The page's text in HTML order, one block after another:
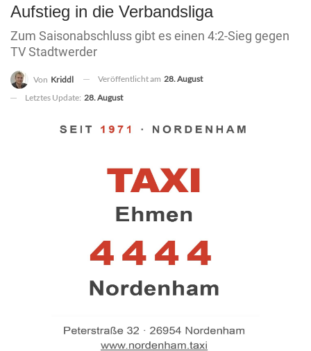
Aufstieg in die Verbandsliga
Zum Saisonabschluss gibt es einen 4:2-Sieg gegen
TV Stadtwerder
Von Kriddl Veröffentlicht am 28. August
Letztes Update: 28. August